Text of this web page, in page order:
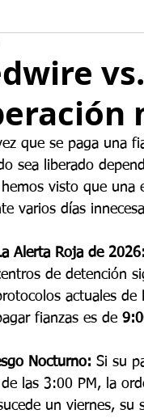
que se paga una
sea liberado
hemos visto que una
varios días
Alerta Roja de
de detención
actuales de
fianzas es de
Nocturno: Si su
las 3:00 PM, la
un viernes, su